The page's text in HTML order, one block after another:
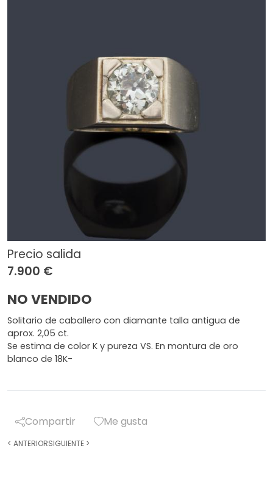
Precio salida
7.900 €
NO VENDIDO
Solitario de caballero con diamante talla antigua de
aprox. 2,05 ct.
Se estima de color K y pureza VS. En montura de oro
blanco de 18K-
Compartir Me gusta
< ANTERIORSIGUIENTE >